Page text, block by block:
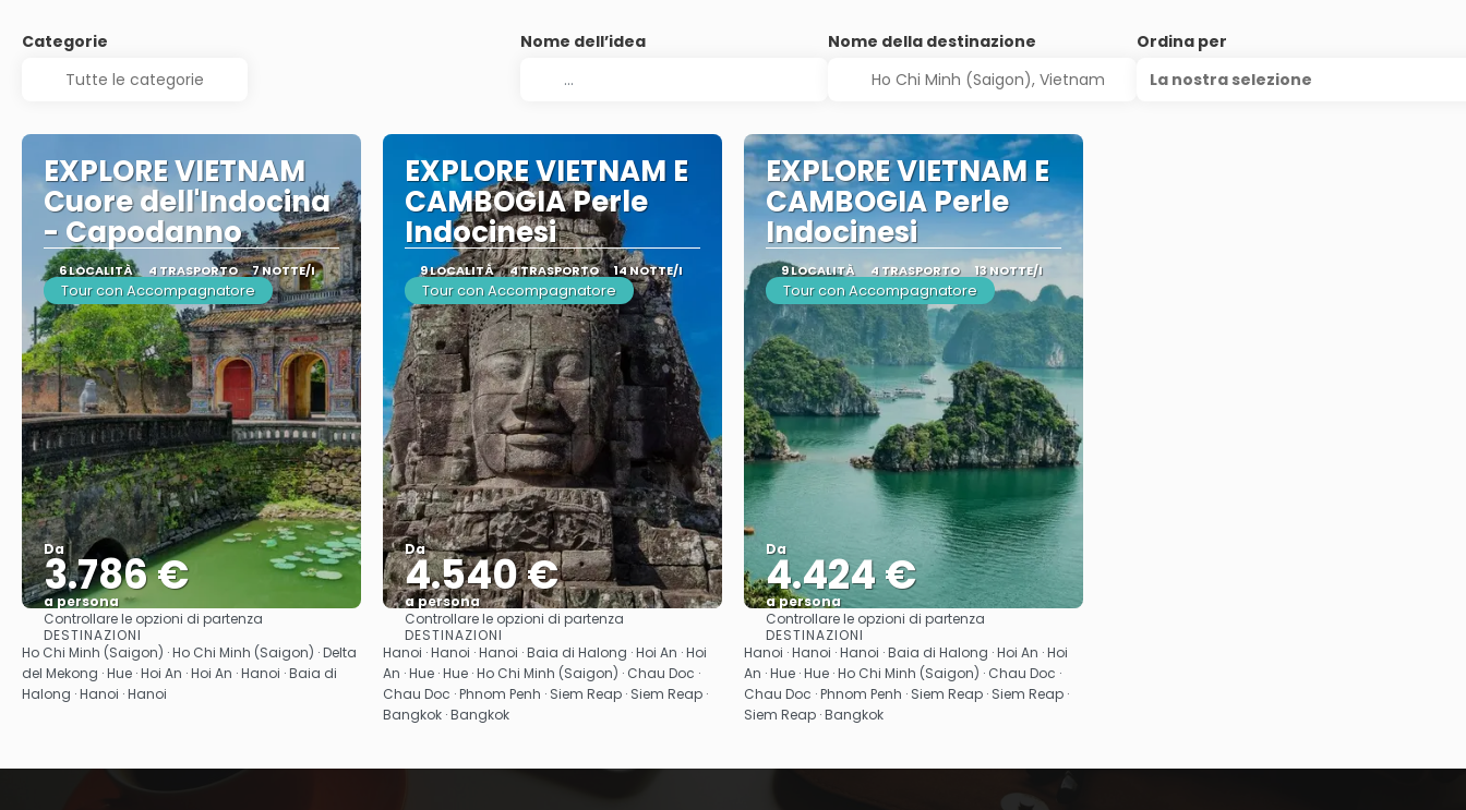
Categorie Nome dell’idea Nome della destinazione
Ordina per
La nostra selezione
EXPLORE VIETNAM
Cuore dell'Indocina
- Capodanno
6 LOCALITÀ 4 TRASPORTO 7 NOTTE/I
Tour con Accompagnatore
Da
3.786 €
a persona
Vedere
Controllare le opzioni di partenza
DESTINAZIONI
Ho Chi Minh (Saigon) · Ho Chi Minh (Saigon) · Delta
del Mekong · Hue · Hoi An · Hoi An · Hanoi · Baia di
Halong · Hanoi · Hanoi
EXPLORE VIETNAM E
CAMBOGIA Perle
Indocinesi
9 LOCALITÀ 4 TRASPORTO 14 NOTTE/I
Tour con Accompagnatore
Da
4.540 €
a persona
Vedere
Controllare le opzioni di partenza
DESTINAZIONI
Hanoi · Hanoi · Hanoi · Baia di Halong · Hoi An · Hoi
An · Hue · Hue · Ho Chi Minh (Saigon) · Chau Doc ·
Chau Doc · Phnom Penh · Siem Reap · Siem Reap ·
Bangkok · Bangkok
EXPLORE VIETNAM E
CAMBOGIA Perle
Indocinesi
9 LOCALITÀ 4 TRASPORTO 13 NOTTE/I
Tour con Accompagnatore
Da
4.424 €
a persona
Vedere
Controllare le opzioni di partenza
DESTINAZIONI
Hanoi · Hanoi · Hanoi · Baia di Halong · Hoi An · Hoi
An · Hue · Hue · Ho Chi Minh (Saigon) · Chau Doc ·
Chau Doc · Phnom Penh · Siem Reap · Siem Reap ·
Siem Reap · Bangkok